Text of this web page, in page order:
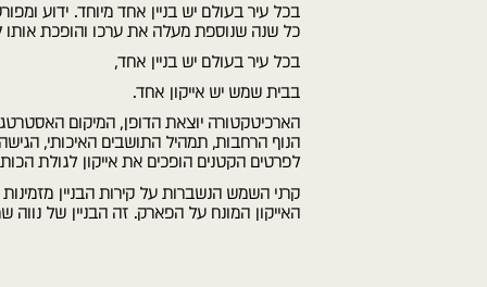
בכל עיר בעולם יש בניין אחד מיוחד. ידוע
כל שנה שנוספת מעלה את ערכו והופכת אותו
בכל עיר בעולם יש בניין אחד,
בבית שמש יש אייקון אחד.
הארכיטקטורה יוצאת הדופן, המיקום
הנוף הרחבות, תמהיל התושבים האיכותי,
לפרטים הקטנים הופכים את אייקון לגולת
קרני השמש הנשברות על קירות הבניין
האייקון המונח על הפארק. זה הבניין של נווה